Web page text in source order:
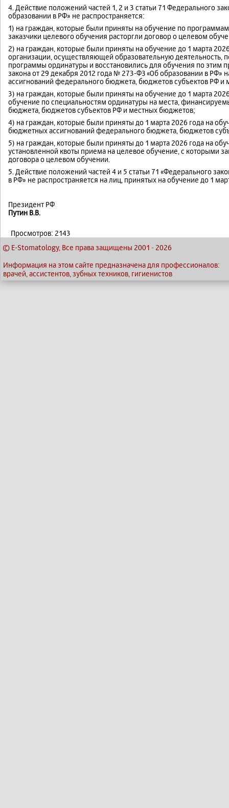
4. Действие положений частей 1, 2 и 3 статьи 71 Федерального
образовании в РФ» не распространяется:
1) на граждан, которые были приняты на обучение по
заказчики целевого обучения расторгли договор о целевом
2) на граждан, которые были приняты на обучение до 1 марта
организации, осуществляющей образовательную
программы ординатуры и восстановились для обучения по этим
закона от 29 декабря 2012 года № 273-ФЗ «Об образовании в
ассигнований федерального бюджета, бюджетов субъектов РФ
3) на граждан, которые были приняты на обучение до 1 марта
обучение по специальностям ординатуры на места,
бюджета, бюджетов субъектов РФ и местных бюджетов;
4) на граждан, которые были приняты до 1 марта 2026 года на
бюджетных ассигнований федерального бюджета, бюджетов
5) на граждан, которые были приняты до 1 марта 2026 года на
установленной квоты приема на целевое обучение, с которыми
договора о целевом обучении.
5. Действие положений частей 4 и 5 статьи 71 «Федерального
в РФ» не распространяется на лиц, принятых на обучение до 1
Президент РФ
Путин В.В.
Просмотров: 2143
© E-Stomatology, Все права защищены 2001 - 2026
Информация на этом сайте предназначена для профессионалов:
врачей, ассистентов, зубных техников, гигиенистов